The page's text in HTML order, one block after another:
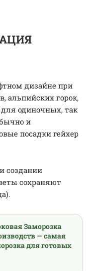
дизайне при
альпийских горок,
одиночных, так
и
посадки гейхер
создании
сохраняют
Заморозка
— самая
для готовых